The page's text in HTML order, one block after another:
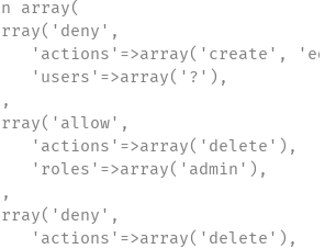
array(
'actions'=>array('create',
'users'=>array('?'),
'actions'=>array('delete'),
'roles'=>array('admin'),
'actions'=>array('delete'),